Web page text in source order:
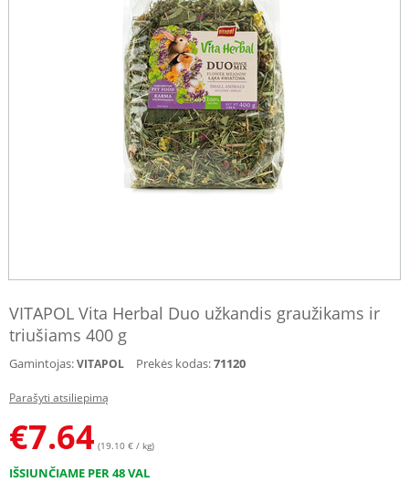
VITAPOL Vita Herbal Duo užkandis graužikams ir
triušiams 400 g
Gamintojas:VITAPOL Prekės kodas:71120
Parašyti atsiliepimą
€7.64 (19.10 € / kg)
IŠSIUNČIAME PER 48 VAL